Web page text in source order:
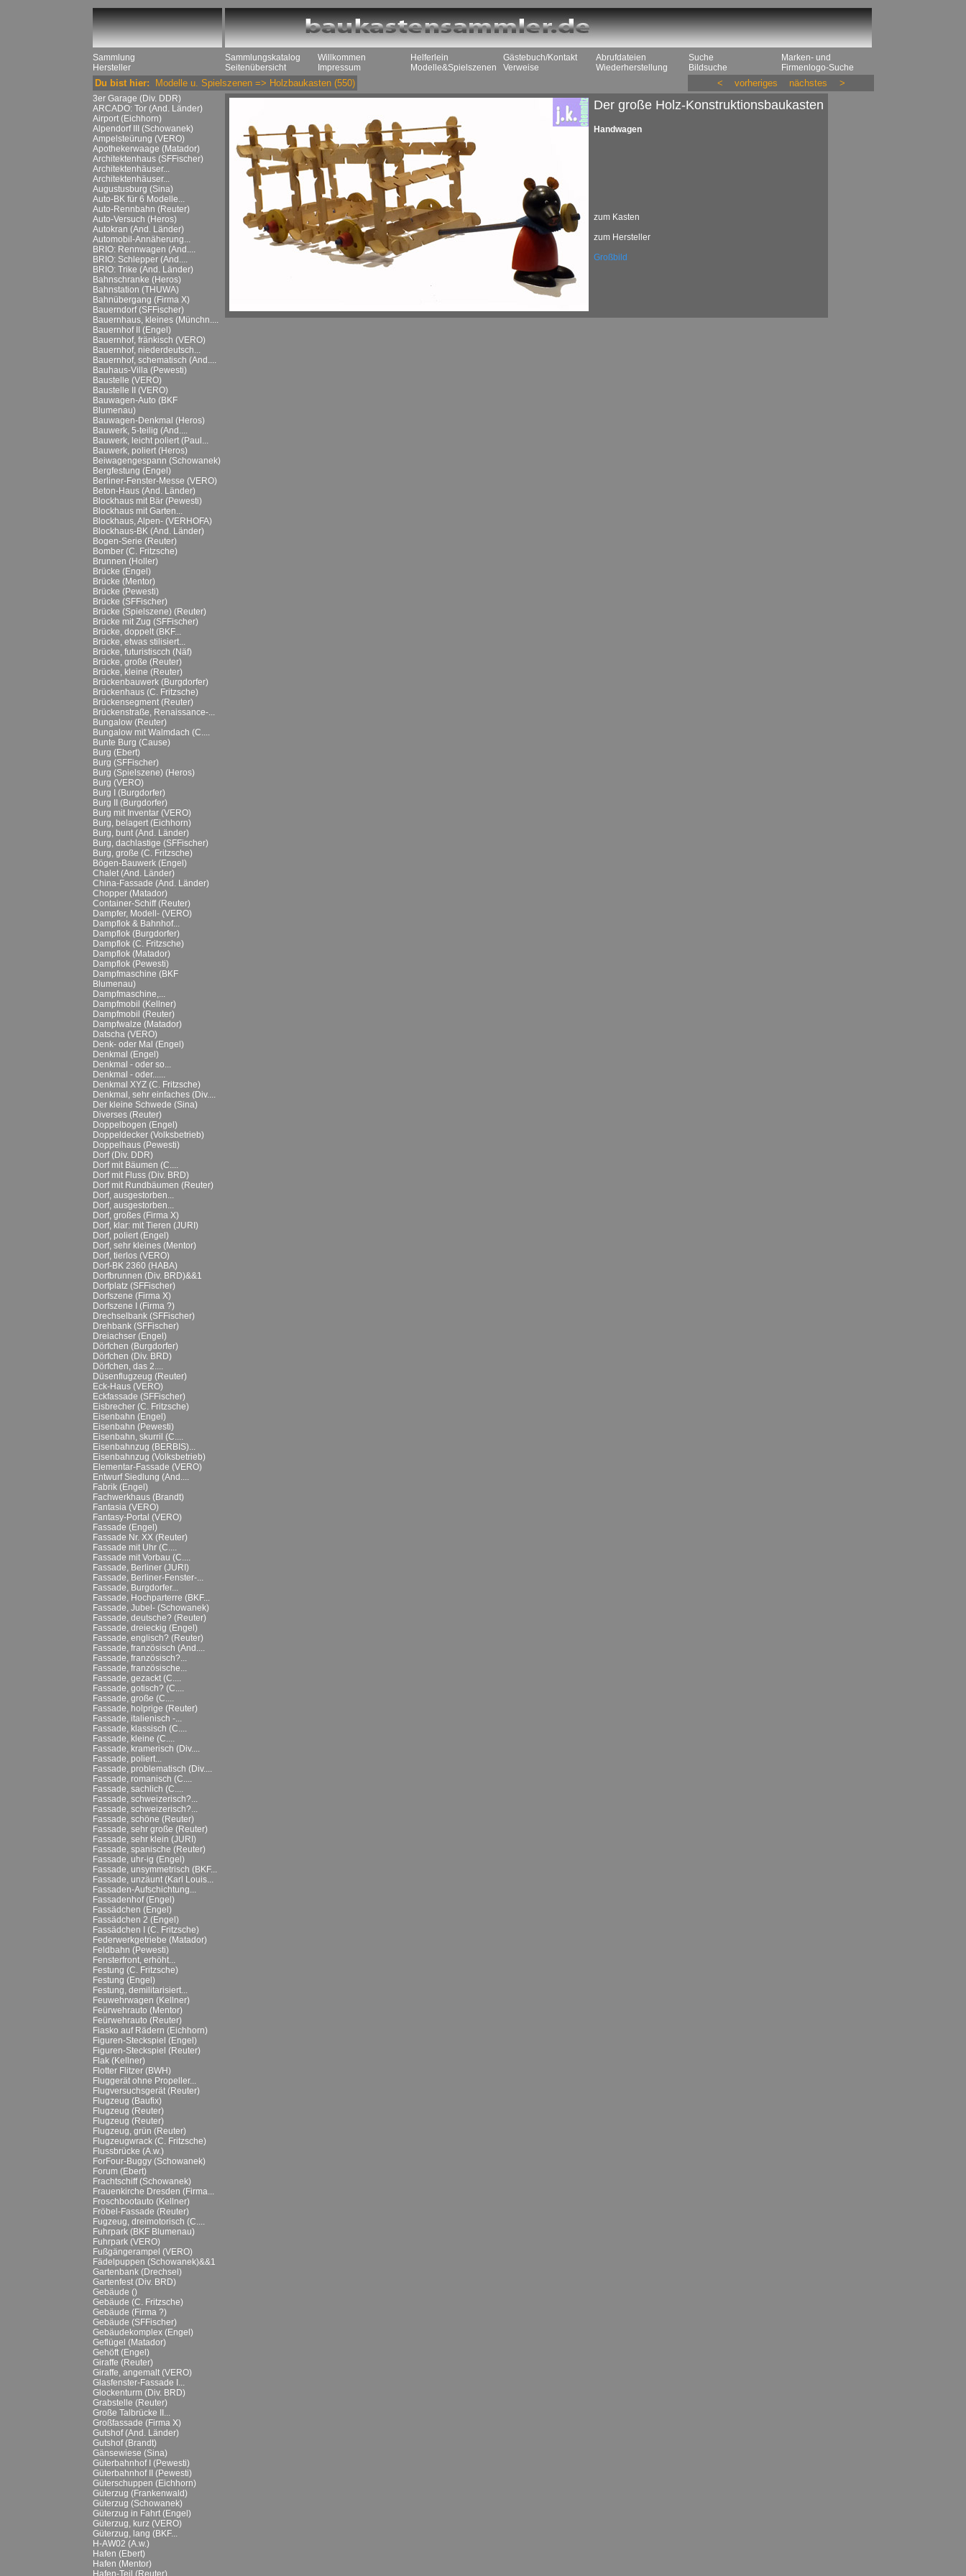
Sammlung
Hersteller
Sammlungskatalog
Seitenübersicht
Willkommen
Impressum
Helferlein
Modelle&Spielszenen
Gästebuch/Kontakt
Verweise
Abrufdateien
Wiederherstellung
Suche
Bildsuche
Marken- und
Firmenlogo-Suche
Du bist hier: Modelle u. Spielszenen => Holzbaukasten (550) < vorheriges nächstes >
3er Garage (Div. DDR)
ARCADO: Tor (And. Länder)
Airport (Eichhorn)
Alpendorf III (Schowanek)
Ampelsteürung (VERO)
Apothekerwaage (Matador)
Architektenhaus (SFFischer)
Architektenhäuser...
Architektenhäuser...
Augustusburg (Sina)
Auto-BK für 6 Modelle...
Auto-Rennbahn (Reuter)
Auto-Versuch (Heros)
Autokran (And. Länder)
Automobil-Annäherung...
BRIO: Rennwagen (And....
BRIO: Schlepper (And....
BRIO: Trike (And. Länder)
Bahnschranke (Heros)
Bahnstation (THUWA)
Bahnübergang (Firma X)
Bauerndorf (SFFischer)
Bauernhaus, kleines (Münchn....
Bauernhof II (Engel)
Bauernhof, fränkisch (VERO)
Bauernhof, niederdeutsch...
Bauernhof, schematisch (And....
Bauhaus-Villa (Pewesti)
Baustelle (VERO)
Baustelle II (VERO)
Bauwagen-Auto (BKF
Blumenau)
Bauwagen-Denkmal (Heros)
Bauwerk, 5-teilig (And....
Bauwerk, leicht poliert (Paul...
Bauwerk, poliert (Heros)
Beiwagengespann (Schowanek)
Bergfestung (Engel)
Berliner-Fenster-Messe (VERO)
Beton-Haus (And. Länder)
Blockhaus mit Bär (Pewesti)
Blockhaus mit Garten...
Blockhaus, Alpen- (VERHOFA)
Blockhaus-BK (And. Länder)
Bogen-Serie (Reuter)
Bomber (C. Fritzsche)
Brunnen (Holler)
Brücke (Engel)
Brücke (Mentor)
Brücke (Pewesti)
Brücke (SFFischer)
Brücke (Spielszene) (Reuter)
Brücke mit Zug (SFFischer)
Brücke, doppelt (BKF...
Brücke, etwas stilisiert...
Brücke, futuristiscch (Näf)
Brücke, große (Reuter)
Brücke, kleine (Reuter)
Brückenbauwerk (Burgdorfer)
Brückenhaus (C. Fritzsche)
Brückensegment (Reuter)
Brückenstraße, Renaissance-...
Bungalow (Reuter)
Bungalow mit Walmdach (C....
Bunte Burg (Cause)
Burg (Ebert)
Burg (SFFischer)
Burg (Spielszene) (Heros)
Burg (VERO)
Burg I (Burgdorfer)
Burg II (Burgdorfer)
Burg mit Inventar (VERO)
Burg, belagert (Eichhorn)
Burg, bunt (And. Länder)
Burg, dachlastige (SFFischer)
Burg, große (C. Fritzsche)
Bögen-Bauwerk (Engel)
Chalet (And. Länder)
China-Fassade (And. Länder)
Chopper (Matador)
Container-Schiff (Reuter)
Dampfer, Modell- (VERO)
Dampflok & Bahnhof...
Dampflok (Burgdorfer)
Dampflok (C. Fritzsche)
Dampflok (Matador)
Dampflok (Pewesti)
Dampfmaschine (BKF
Blumenau)
Dampfmaschine,...
Dampfmobil (Kellner)
Dampfmobil (Reuter)
Dampfwalze (Matador)
Datscha (VERO)
Denk- oder Mal (Engel)
Denkmal (Engel)
Denkmal - oder so...
Denkmal - oder......
Denkmal XYZ (C. Fritzsche)
Denkmal, sehr einfaches (Div....
Der kleine Schwede (Sina)
Diverses (Reuter)
Doppelbogen (Engel)
Doppeldecker (Volksbetrieb)
Doppelhaus (Pewesti)
Dorf (Div. DDR)
Dorf mit Bäumen (C....
Dorf mit Fluss (Div. BRD)
Dorf mit Rundbäumen (Reuter)
Dorf, ausgestorben...
Dorf, ausgestorben...
Dorf, großes (Firma X)
Dorf, klar: mit Tieren (JURI)
Dorf, poliert (Engel)
Dorf, sehr kleines (Mentor)
Dorf, tierlos (VERO)
Dorf-BK 2360 (HABA)
Dorfbrunnen (Div. BRD)&&1
Dorfplatz (SFFischer)
Dorfszene (Firma X)
Dorfszene I (Firma ?)
Drechselbank (SFFischer)
Drehbank (SFFischer)
Dreiachser (Engel)
Dörfchen (Burgdorfer)
Dörfchen (Div. BRD)
Dörfchen, das 2....
Düsenflugzeug (Reuter)
Eck-Haus (VERO)
Eckfassade (SFFischer)
Eisbrecher (C. Fritzsche)
Eisenbahn (Engel)
Eisenbahn (Pewesti)
Eisenbahn, skurril (C....
Eisenbahnzug (BERBIS)...
Eisenbahnzug (Volksbetrieb)
Elementar-Fassade (VERO)
Entwurf Siedlung (And....
Fabrik (Engel)
Fachwerkhaus (Brandt)
Fantasia (VERO)
Fantasy-Portal (VERO)
Fassade (Engel)
Fassade Nr. XX (Reuter)
Fassade mit Uhr (C....
Fassade mit Vorbau (C....
Fassade, Berliner (JURI)
Fassade, Berliner-Fenster-...
Fassade, Burgdorfer...
Fassade, Hochparterre (BKF...
Fassade, Jubel- (Schowanek)
Fassade, deutsche? (Reuter)
Fassade, dreieckig (Engel)
Fassade, englisch? (Reuter)
Fassade, französisch (And....
Fassade, französisch?...
Fassade, französische...
Fassade, gezackt (C....
Fassade, gotisch? (C....
Fassade, große (C....
Fassade, holprige (Reuter)
Fassade, italienisch -...
Fassade, klassisch (C....
Fassade, kleine (C....
Fassade, kramerisch (Div....
Fassade, poliert...
Fassade, problematisch (Div....
Fassade, romanisch (C....
Fassade, sachlich (C....
Fassade, schweizerisch?...
Fassade, schweizerisch?...
Fassade, schöne (Reuter)
Fassade, sehr große (Reuter)
Fassade, sehr klein (JURI)
Fassade, spanische (Reuter)
Fassade, uhr-ig (Engel)
Fassade, unsymmetrisch (BKF...
Fassade, unzäunt (Karl Louis...
Fassaden-Aufschichtung...
Fassadenhof (Engel)
Fassädchen (Engel)
Fassädchen 2 (Engel)
Fassädchen I (C. Fritzsche)
Federwerkgetriebe (Matador)
Feldbahn (Pewesti)
Fensterfront, erhöht...
Festung (C. Fritzsche)
Festung (Engel)
Festung, demilitarisiert...
Feuwehrwagen (Kellner)
Feürwehrauto (Mentor)
Feürwehrauto (Reuter)
Fiasko auf Rädern (Eichhorn)
Figuren-Steckspiel (Engel)
Figuren-Steckspiel (Reuter)
Flak (Kellner)
Flotter Flitzer (BWH)
Fluggerät ohne Propeller...
Flugversuchsgerät (Reuter)
Flugzeug (Baufix)
Flugzeug (Reuter)
Flugzeug (Reuter)
Flugzeug, grün (Reuter)
Flugzeugwrack (C. Fritzsche)
Flussbrücke (A.w.)
ForFour-Buggy (Schowanek)
Forum (Ebert)
Frachtschiff (Schowanek)
Frauenkirche Dresden (Firma...
Froschbootauto (Kellner)
Fröbel-Fassade (Reuter)
Fugzeug, dreimotorisch (C....
Fuhrpark (BKF Blumenau)
Fuhrpark (VERO)
Fußgängerampel (VERO)
Fädelpuppen (Schowanek)&&1
Gartenbank (Drechsel)
Gartenfest (Div. BRD)
Gebäude ()
Gebäude (C. Fritzsche)
Gebäude (Firma ?)
Gebäude (SFFischer)
Gebäudekomplex (Engel)
Geflügel (Matador)
Gehöft (Engel)
Giraffe (Reuter)
Giraffe, angemalt (VERO)
Glasfenster-Fassade I...
Glockenturm (Div. BRD)
Grabstelle (Reuter)
Große Talbrücke II...
Großfassade (Firma X)
Gutshof (And. Länder)
Gutshof (Brandt)
Gänsewiese (Sina)
Güterbahnhof I (Pewesti)
Güterbahnhof II (Pewesti)
Güterschuppen (Eichhorn)
Güterzug (Frankenwald)
Güterzug (Schowanek)
Güterzug in Fahrt (Engel)
Güterzug, kurz (VERO)
Güterzug, lang (BKF...
H-AW02 (A.w.)
Hafen (Ebert)
Hafen (Mentor)
Hafen-Teil (Reuter)
Der große Holz-Konstruktionsbaukasten
Handwagen
zum Kasten
zum Hersteller
Großbild